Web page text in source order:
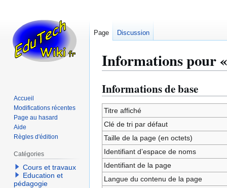
Informations pour
Aller
à
la
navigation
Aller
à
la
recherche
Informations de base
Titre affiché
Clé de tri par défaut
Taille de la page (en octets)
Identifiant dʼespace de noms
Identifiant de la page
Langue du contenu de la page
Page Discussion
Accueil
Modifications récentes
Page au hasard
Aide
Règles d'édition
Catégories
Cours et travaux
Education et
pédagogie